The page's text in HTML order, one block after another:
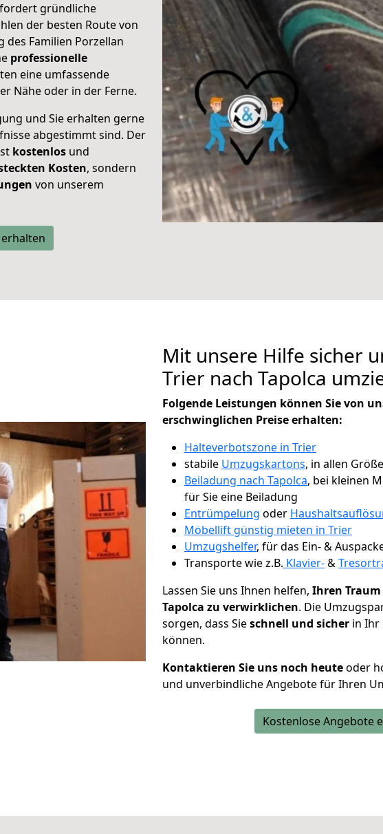
gründliche
der besten Route von
des Familien Porzellan
professionelle
eine umfassende
Nähe oder in der Ferne.
und Sie erhalten gerne
abgestimmt sind. Der
kostenlos und
Kosten, sondern
von unserem
Mit unsere Hilfe sicher
Trier nach Tapolca
Folgende Leistungen können Sie von
erschwinglichen Preise erhalten:
Halteverbotszone in Trier
stabile Umzugskartons, in allen
Beiladung nach Tapolca, bei kleinen
für Sie eine Beiladung
Entrümpelung oder
Möbellift günstig mieten in Trier
Umzugshelfer, für das Ein- &
Transporte wie z.B. Klavier-&
Lassen Sie uns Ihnen helfen, Ihren
Tapolca zu verwirklichen. Die
sorgen, dass Sieschnell und sicher in Ihr
können.
Kontaktieren Sie uns noch heuteoder
und unverbindliche Angebote für Ihren
Kostenlose Angebote